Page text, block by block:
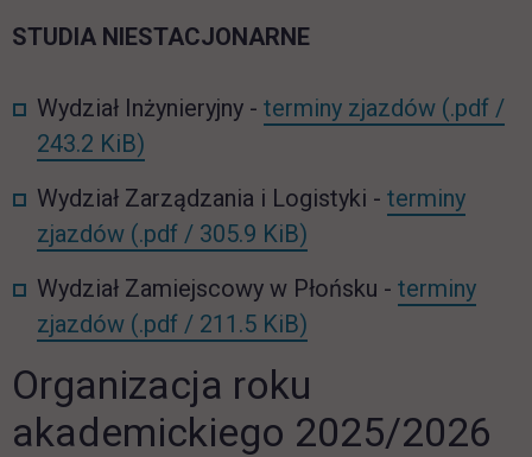
STUDIA NIESTACJONARNE
Wydział Inżynieryjny - terminy zjazdów (.pdf /
243.2 KiB)
Wydział Zarządzania i Logistyki - terminy
zjazdów (.pdf / 305.9 KiB)
Wydział Zamiejscowy w Płońsku - terminy
zjazdów (.pdf / 211.5 KiB)
Organizacja roku
akademickiego 2025/2026